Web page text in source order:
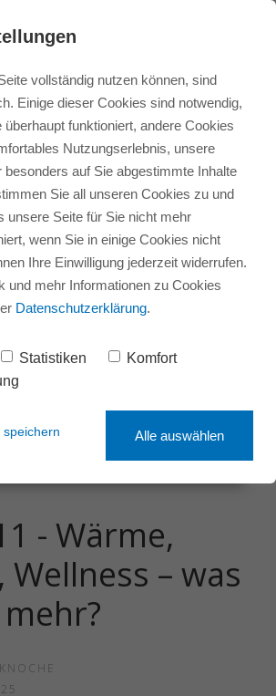
und Dusche
- Wärme,
Wellness – was
vollständig nutzen können, sind
Einige dieser Cookies sind notwendig,
funktioniert, andere Cookies
Nutzungserlebnis, unsere
besonders auf Sie abgestimmte Inhalte
Sie all unseren Cookies zu und
unsere Seite für Sie nicht mehr
wenn Sie in einige Cookies nicht
Ihre Einwilligung jederzeit widerrufen.
und mehr Informationen zu Cookies
Datenschutzerklärung.
Statistiken
Komfort
speichern Alle auswählen